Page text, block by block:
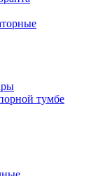
тумбе